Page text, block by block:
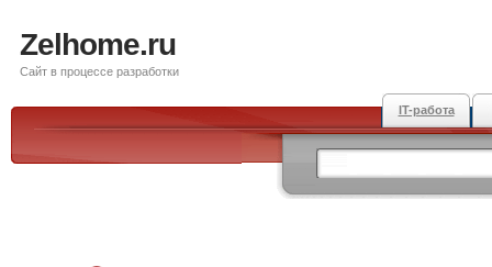
Zelhome.ru
Сайт в процессе разработки
IT-работа